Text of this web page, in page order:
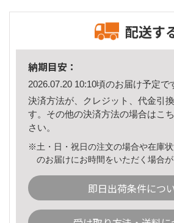
配送す
納期目安：
2026.07.20 10:10頃のお届け予定で
決済方法が、クレジット、代金引
す。その他の決済方法の場合はこ
さい。
※土・日・祝日の注文の場合や在庫
のお届けにお時間をいただく場合が
即日出荷条件につ